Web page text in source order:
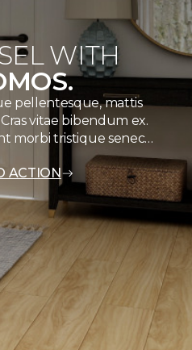
WITH
pellentesque, mattis
vitae bibendum ex.
morbi tristique senec…
ACTION